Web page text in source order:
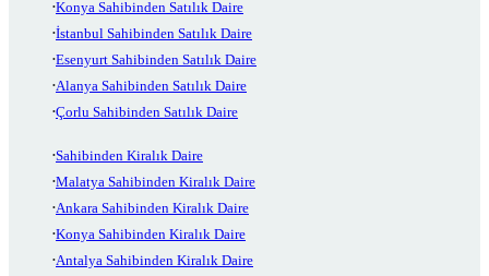
Konya Sahibinden Satılık Daire
İstanbul Sahibinden Satılık Daire
Esenyurt Sahibinden Satılık Daire
Alanya Sahibinden Satılık Daire
Çorlu Sahibinden Satılık Daire
Sahibinden Kiralık Daire
Malatya Sahibinden Kiralık Daire
Ankara Sahibinden Kiralık Daire
Konya Sahibinden Kiralık Daire
Antalya Sahibinden Kiralık Daire